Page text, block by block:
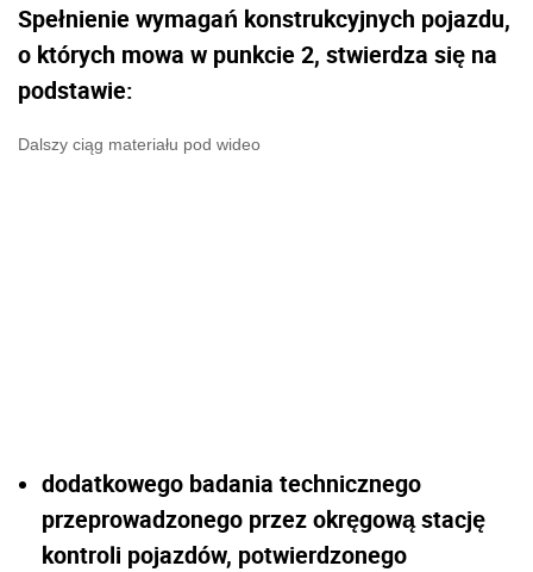
Spełnienie wymagań konstrukcyjnych pojazdu,
o których mowa w punkcie 2, stwierdza się na
podstawie:
Dalszy ciąg materiału pod wideo
dodatkowego badania technicznego
przeprowadzonego przez okręgową stację
kontroli pojazdów, potwierdzonego